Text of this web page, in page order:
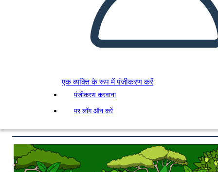
एक व्यक्ति के रूप में पंजीकरण करें
पंजीकरण करवाना
पर लॉग ऑन करें